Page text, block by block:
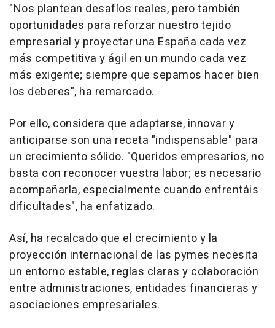
"Nos plantean desafíos reales, pero también
oportunidades para reforzar nuestro tejido
empresarial y proyectar una España cada vez
más competitiva y ágil en un mundo cada vez
más exigente; siempre que sepamos hacer bien
los deberes", ha remarcado.
Por ello, considera que adaptarse, innovar y
anticiparse son una receta "indispensable" para
un crecimiento sólido. "Queridos empresarios, no
basta con reconocer vuestra labor; es necesario
acompañarla, especialmente cuando enfrentáis
dificultades", ha enfatizado.
Así, ha recalcado que el crecimiento y la
proyección internacional de las pymes necesita
un entorno estable, reglas claras y colaboración
entre administraciones, entidades financieras y
asociaciones empresariales.